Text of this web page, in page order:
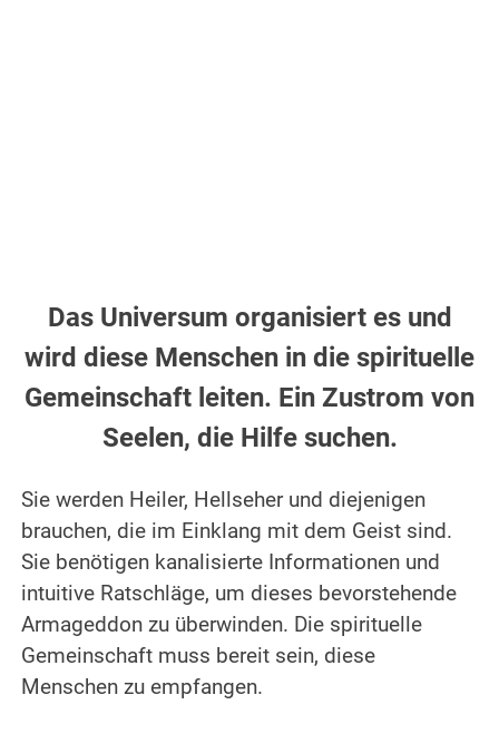
Das Universum organisiert es und
wird diese Menschen in die spirituelle
Gemeinschaft leiten. Ein Zustrom von
Seelen, die Hilfe suchen.
Sie werden Heiler, Hellseher und diejenigen
brauchen, die im Einklang mit dem Geist sind.
Sie benötigen kanalisierte Informationen und
intuitive Ratschläge, um dieses bevorstehende
Armageddon zu überwinden. Die spirituelle
Gemeinschaft muss bereit sein, diese
Menschen zu empfangen.